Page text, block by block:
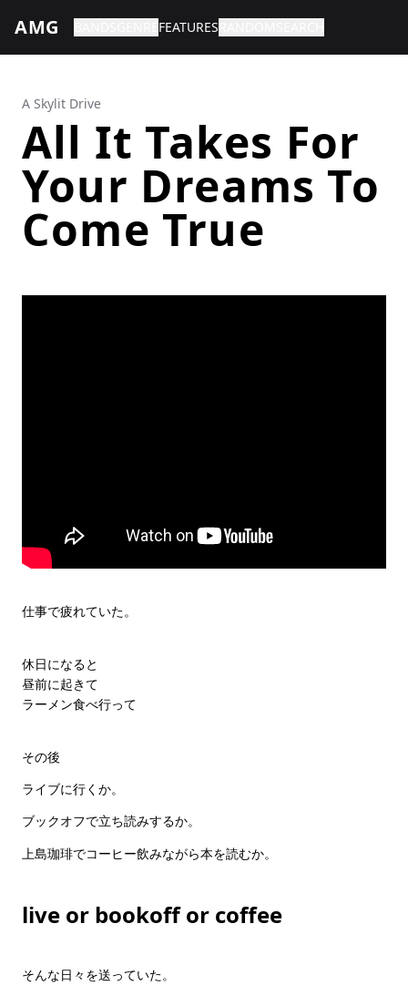
AMG FEATURES
A Skylit Drive
All It Takes For
Your Dreams To
Come True
仕事で疲れていた。
休日になると
昼前に起きて
ラーメン食べ行って
その後
ライブに行くか。
ブックオフで立ち読みするか。
上島珈琲でコーヒー飲みながら本を読むか。
live or bookoff or coffee
そんな日々を送っていた。